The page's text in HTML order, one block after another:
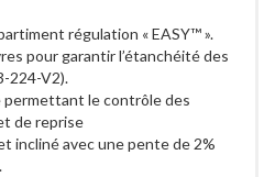
régulation « EASY™ ».
pour garantir l’étanchéité des
224-V2).
le contrôle des
de reprise
incliné avec une pente de 2%